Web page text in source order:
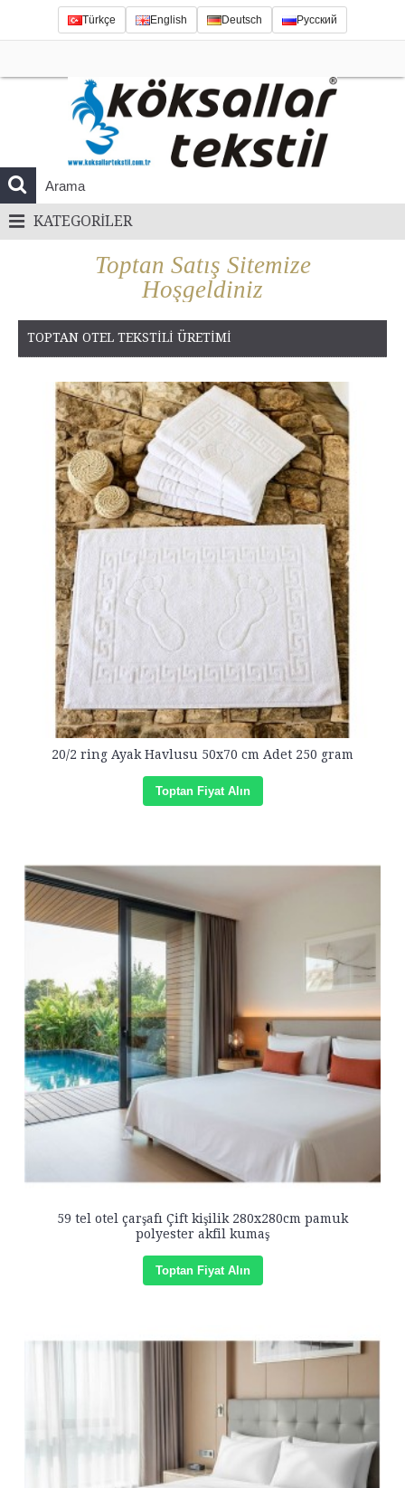
Türkçe English Deutsch Русский
KATEGORILER
Toptan Satış Sitemize
Hoşgeldiniz
TOPTAN OTEL TEKSTILI ÜRETIMI
20/2 ring Ayak Havlusu 50x70 cm Adet 250 gram
Toptan Fiyat Alın
59 tel otel çarşafı Çift kişilik 280x280cm pamuk
polyester akfil kumaş
Toptan Fiyat Alın